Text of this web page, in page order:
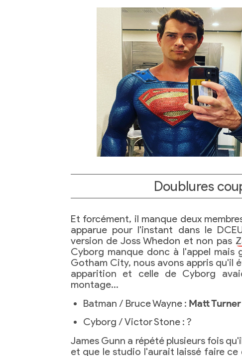
Doublures
Et forcément, il manque deux
apparue pour l'instant dans le
version de Joss Whedon et non pas
Cyborg manque donc à l'appel mais
Gotham City, nous avons appris qu'il
apparition et celle de Cyborg
montage…
Batman / Bruce Wayne : Matt Turner
Cyborg / Victor Stone : ?
James Gunn a répété plusieurs fois
et que le studio l'aurait laissé faire